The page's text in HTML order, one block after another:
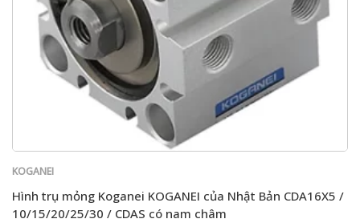
KOGANEI
Hình trụ mỏng Koganei KOGANEI của Nhật Bản CDA16X5 /
10/15/20/25/30 / CDAS có nam châm